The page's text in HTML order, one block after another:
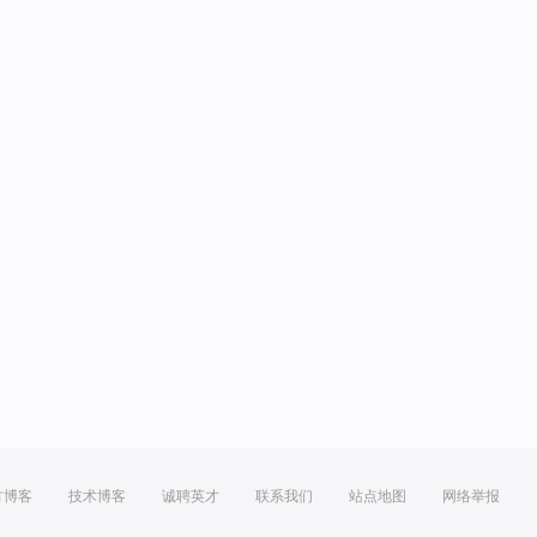
博客 技术博客 诚聘英才 联系我们 站点地图 网络举报